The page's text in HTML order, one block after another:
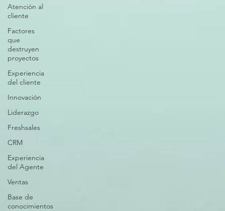
Atención al
cliente
Factores
que
destruyen
proyectos
Experiencia
del cliente
Innovación
Liderazgo
Freshsales
CRM
Experiencia
del Agente
Ventas
Base de
conocimientos